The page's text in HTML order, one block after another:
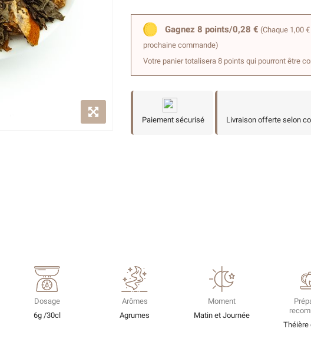
Gagnez 8 points/0,28 € (Chaque 1,00
prochaine commande)
Votre panier totalisera 8 points qui pourront être
Paiement sécurisé Livraison offerte selon
Dosage
6g /30cl
Arômes
Agrumes
Moment
Matin et Journée
Théière